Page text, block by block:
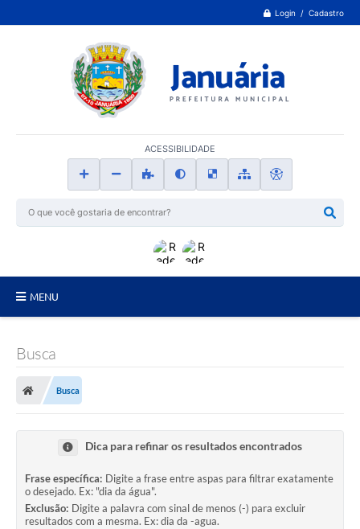
Login / Cadastro
ACESSIBILIDADE
MENU
Secretarias
Editais
Transparência Pública
Contratos
Busca
Busca
Dica para refinar os resultados encontrados
Frase específica: Digite a frase entre aspas para filtrar exatamente
o desejado. Ex: "dia da água".
Exclusão: Digite a palavra com sinal de menos (-) para excluir
resultados com a mesma. Ex: dia da -agua.